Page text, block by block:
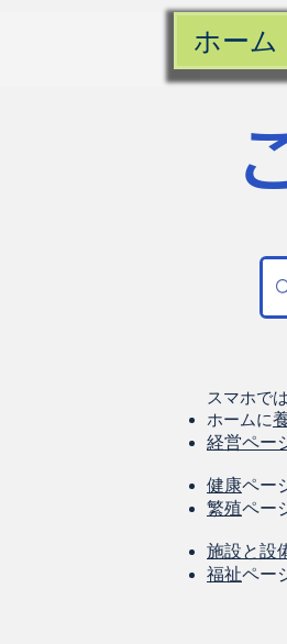
ホーム
スマホで
ホームに
経営ペー
健康ペー
繁殖ペー
施設と設
福祉ペー